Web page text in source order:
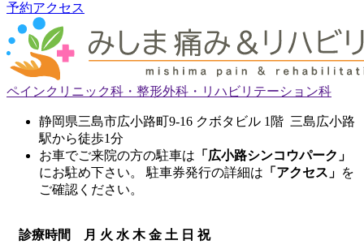
予約アクセス
ペインクリニック科・整形外科・リハビリテーション科
静岡県三島市広小路町9-16 クボタビル 1階 三島広小路
駅から徒歩1分
お車でご来院の方の駐車は 「広小路シンコウパーク」
にお駐め下さい。 駐車券発行の詳細は 「アクセス」 を
ご確認ください。
診療時間 月 火 水 木 金 土 日 祝